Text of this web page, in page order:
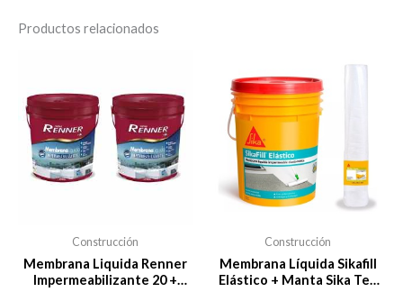
Productos relacionados
Construcción
Membrana Liquida Renner
Impermeabilizante 20 +
Construcción
Membrana Líquida Sikafill
Elástico + Manta Sika Tex